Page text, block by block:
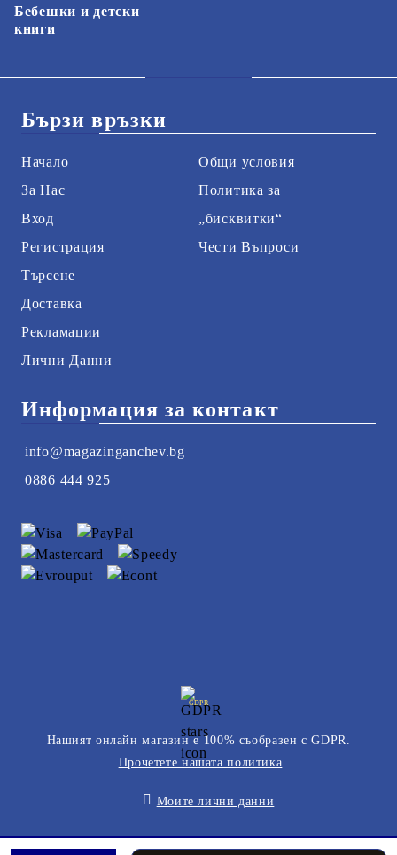
Бебешки и детски
книги
Бързи връзки
Начало
За Нас
Вход
Регистрация
Търсене
Доставка
Рекламации
Лични Данни
Общи условия
Политика за
„бисквитки“
Чести Въпроси
Информация за контакт
info@magazinganchev.bg
0886 444 925
GDPR
Нашият онлайн магазин е 100% съобразен с GDPR.
Прочетете нашата политика
Моите лични данни
Онлайн магазин от SELITON